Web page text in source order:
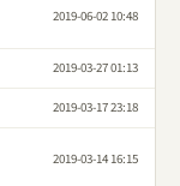
2019-06-02 10:48
2019-03-27 01:13
2019-03-17 23:18
2019-03-14 16:15